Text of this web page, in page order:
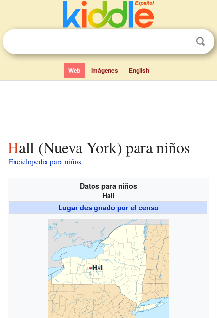
Web Imágenes English
Hall (Nueva York) para niños
Enciclopedia para niños
Datos para niños
Hall
Lugar designado por el censo
Hall